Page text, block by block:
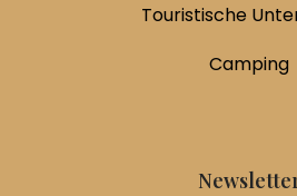
Touristische
Camping